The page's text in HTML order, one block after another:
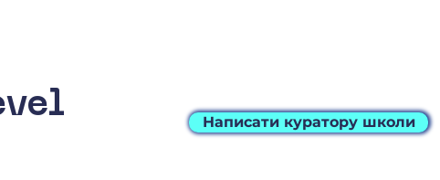
Написати куратору школи